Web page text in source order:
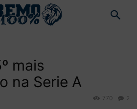
mais
na Serie A
2
770